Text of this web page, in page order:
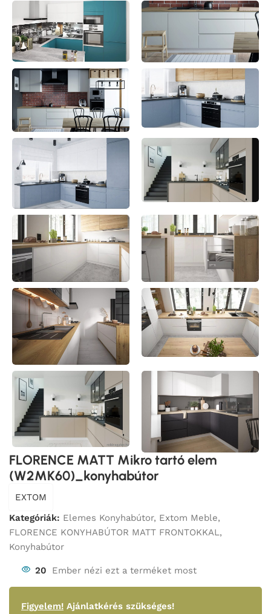
FLORENCE MATT Mikro tartó elem
(W2MK60)_konyhabútor
EXTOM
Kategóriák: Elemes Konyhabútor, Extom Meble,
FLORENCE KONYHABÚTOR MATT FRONTOKKAL,
Konyhabútor
20 Ember nézi ezt a terméket most
Figyelem! Ajánlatkérés szükséges!